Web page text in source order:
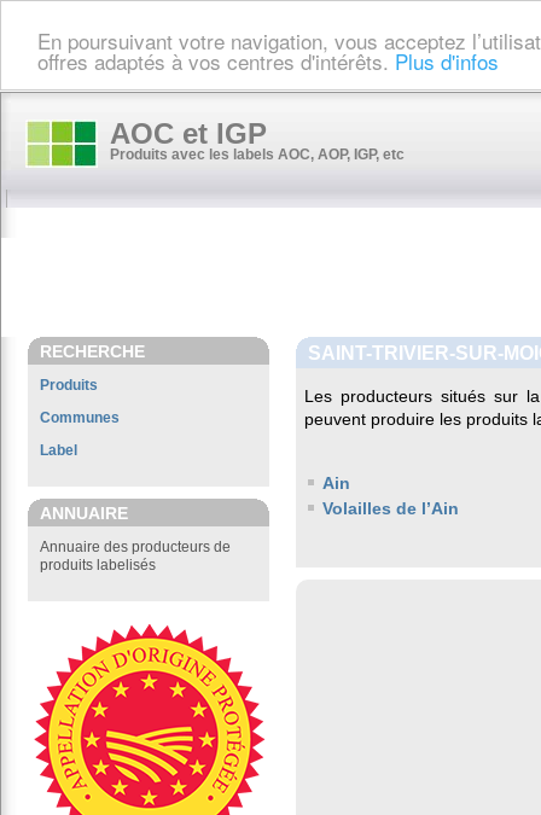
En poursuivant votre navigation, vous acceptez
offres adaptés à vos centres d'intérêts. Plus d'infos
AOC et IGP
Produits avec les labels AOC, AOP, IGP, etc
RECHERCHE
Produits
Communes
Label
ANNUAIRE
Annuaire des producteurs de
produits labelisés
SAINT-TRIVIER-SUR-
Les producteurs situés sur
peuvent produire les produits
Ain
Volailles de l’Ain